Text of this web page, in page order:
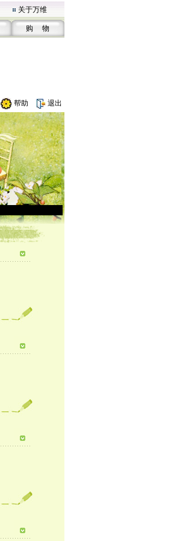
关于万维
购 物
帮助 退出